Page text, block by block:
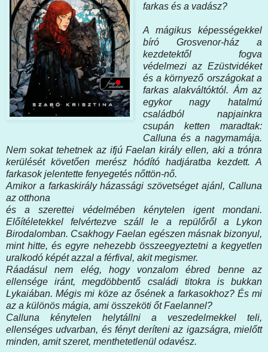
farkas és a vadász?
A mágikus képességekkel
bíró Grosvenor-ház a
kezdetektől fogva
védelmezi az Ezüstvidéket
és a környező országokat a
farkas alakváltóktól. Ám az
egykor nagy hatalmú
családból napjainkra
csupán ketten maradtak:
Calluna és a nagymamája.
Nem sokat tehetnek az ifjú Faelan király ellen, aki a trónra
kerülését követően merész hódító hadjáratba kezdett. A
farkasok jelentette fenyegetés nőttön-nő.
Amikor a farkaskirály házassági szövetséget ajánl, Calluna
az otthona
és a szerettei védelmében kénytelen igent mondani.
Előítéletekkel felvértezve száll le a repülőről a Lykon
Birodalomban. Csakhogy Faelan egészen másnak bizonyul,
mint hitte, és egyre nehezebb összeegyeztetni a kegyetlen
uralkodó képét azzal a férfival, akit megismer.
Ráadásul nem elég, hogy vonzalom ébred benne az
ellensége iránt, megdöbbentő családi titokra is bukkan
Lykaiában. Mégis mi köze az ősének a farkasokhoz? És mi
az a különös mágia, ami összeköti őt Faelannel?
Calluna kénytelen helytállni a veszedelmekkel teli,
ellenséges udvarban, és fényt deríteni az igazságra, mielőtt
minden, amit szeret, menthetetlenül odavész.